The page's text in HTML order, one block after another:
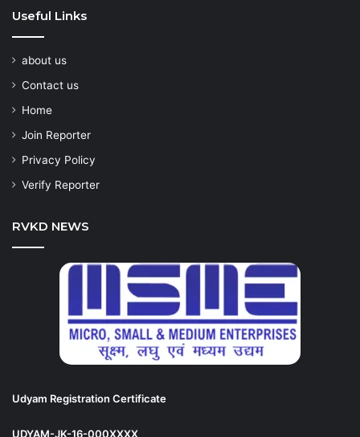
Useful Links
about us
Contact us
Home
Join Reporter
Privacy Policy
Verify Reporter
RVKD NEWS
Udyam Registration Certificate
UDYAM-JK-16-000XXXX